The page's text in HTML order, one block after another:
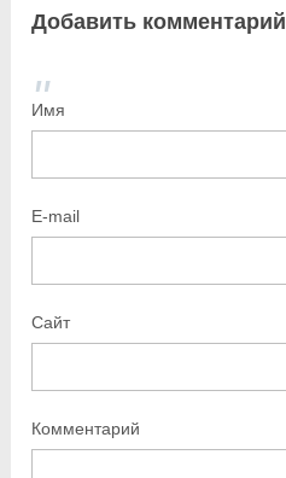
Добавить комментарий
Имя
E-mail
Сайт
Комментарий